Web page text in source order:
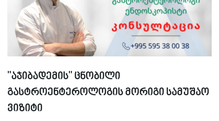
"აჯიბადემის" ცნობილი
გასტროენტეროლოგის მორიგი სამუშაო
ვიზიტი